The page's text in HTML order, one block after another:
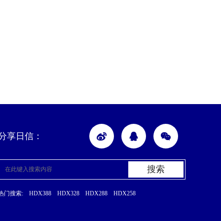
享日信：
搜索
门搜索: HDX388 HDX328 HDX288 HDX258